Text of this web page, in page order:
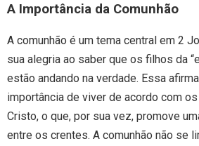
A Importância da Comunhão
A comunhão é um tema central em 2
sua alegria ao saber que os filhos da
estão andando na verdade. Essa
importância de viver de acordo com
Cristo, o que, por sua vez, promove
entre os crentes. A comunhão não se